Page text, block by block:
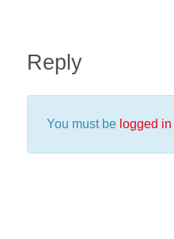
Reply
You must be logged in